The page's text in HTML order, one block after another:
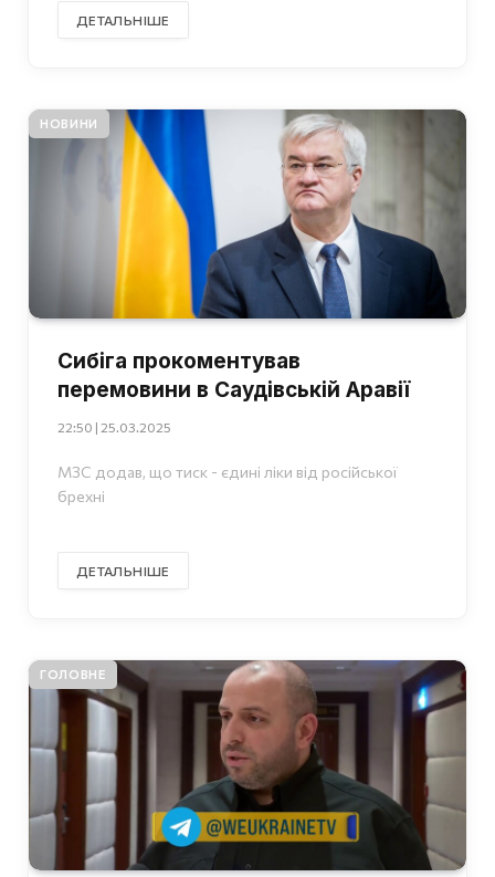
ДЕТАЛЬНІШЕ
НОВИНИ
Сибіга прокоментував
перемовини в Саудівській Аравії
22:50 | 25.03.2025
МЗС додав, що тиск - єдині ліки від російської
брехні
ДЕТАЛЬНІШЕ
ГОЛОВНЕ